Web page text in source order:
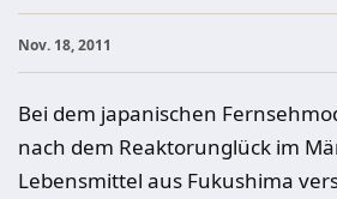
Nov. 18, 2011
Bei dem japanischen
nach dem Reaktorunglück im
Lebensmittel aus Fukushima